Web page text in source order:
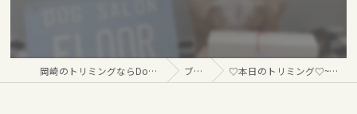
岡崎のトリミングならDog salon Floor ブログ ♡本日のトリミング♡⁠~岡崎トリミ...